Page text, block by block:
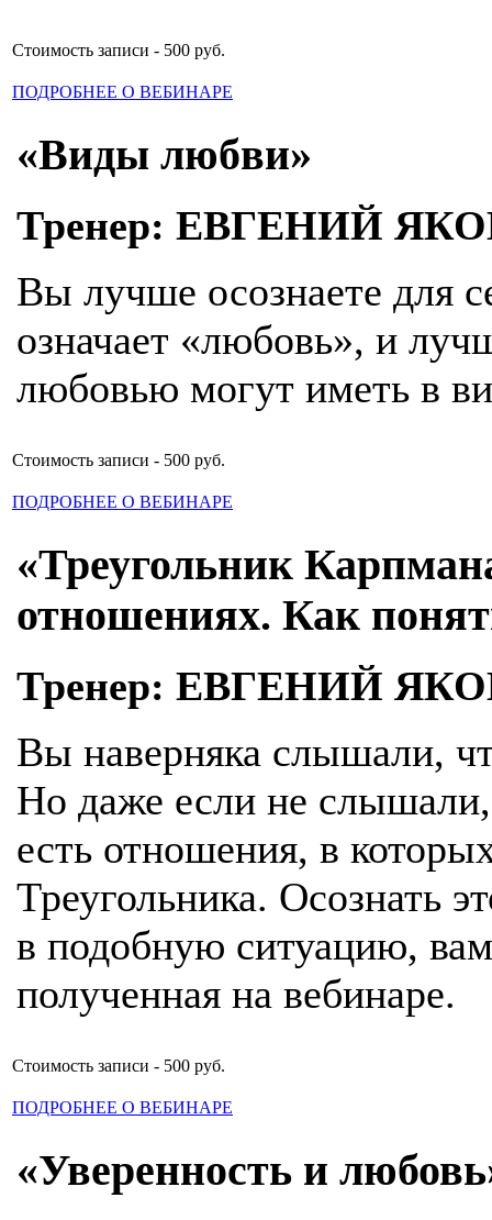
Стоимость записи - 500 руб.
ПОДРОБНЕЕ О ВЕБИНАРЕ
«Виды любви»
Тренер: ЕВГЕНИЙ
Вы лучше осознаете для
означает «любовь», и
любовью могут иметь в
Стоимость записи - 500 руб.
ПОДРОБНЕЕ О ВЕБИНАРЕ
«Треугольник
отношениях. Как
Тренер: ЕВГЕНИЙ
Вы наверняка слышали,
Но даже если не
есть отношения, в
Треугольника. Осознать
в подобную ситуацию,
полученная на вебинаре.
Стоимость записи - 500 руб.
ПОДРОБНЕЕ О ВЕБИНАРЕ
«Уверенность и